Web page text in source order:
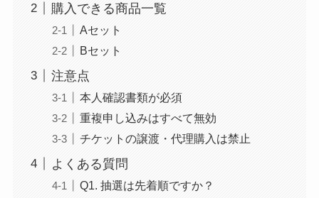
購入できる商品一覧
Aセット
Bセット
注意点
本人確認書類が必須
重複申し込みはすべて無効
チケットの譲渡・代理購入は禁止
よくある質問
Q1. 抽選は先着順ですか？